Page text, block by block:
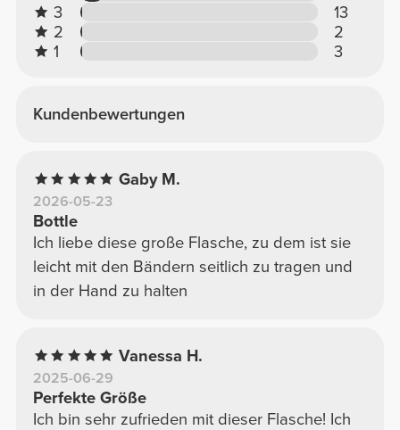
3
13
2
2
1
3
Kundenbewertungen
Gaby M.
2026-05-23
Bottle
Ich liebe diese große Flasche, zu dem ist sie
leicht mit den Bändern seitlich zu tragen und
in der Hand zu halten
Vanessa H.
2025-06-29
Perfekte Größe
Ich bin sehr zufrieden mit dieser Flasche! Ich